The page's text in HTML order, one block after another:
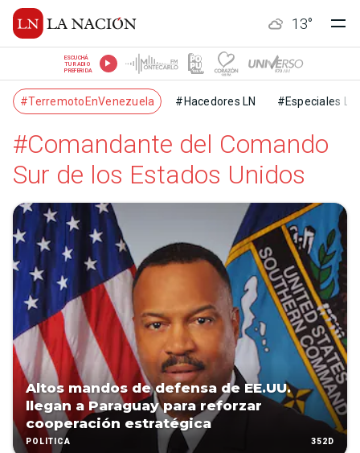
13°
ESCUCHÁ
TU RADIO
PREFERIDA
#TerremotoEnVenezuela #Hacedores LN #Especiales LN
#Comandante del Comando
Sur de los Estados Unidos
Altos mandos de defensa de EE.UU.
llegan a Paraguay para reforzar
cooperación estratégica
POLÍTICA 352D